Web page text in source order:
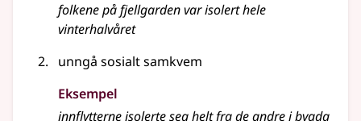
folkene på fjellgarden var isolert hele
vinterhalvåret
unngå sosialt samkvem
Eksempel
innflytterne isolerte seg helt fra de andre i bygda